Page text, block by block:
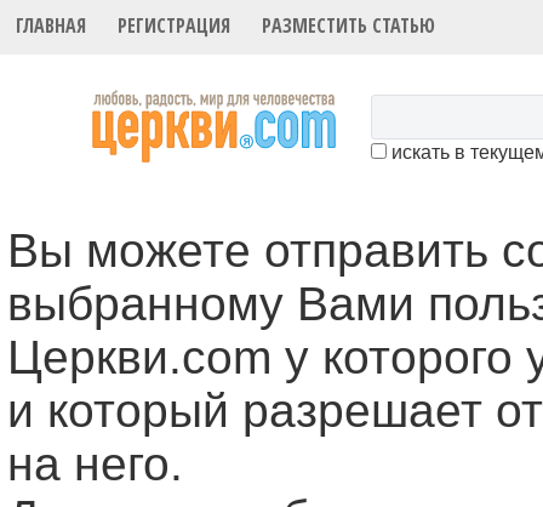
ГЛАВНАЯ РЕГИСТРАЦИЯ РАЗМЕСТИТЬ СТАТЬЮ
искать в
Вы можете отправить
выбранному Вами
Церкви.com у которого
и который разрешает
на него.